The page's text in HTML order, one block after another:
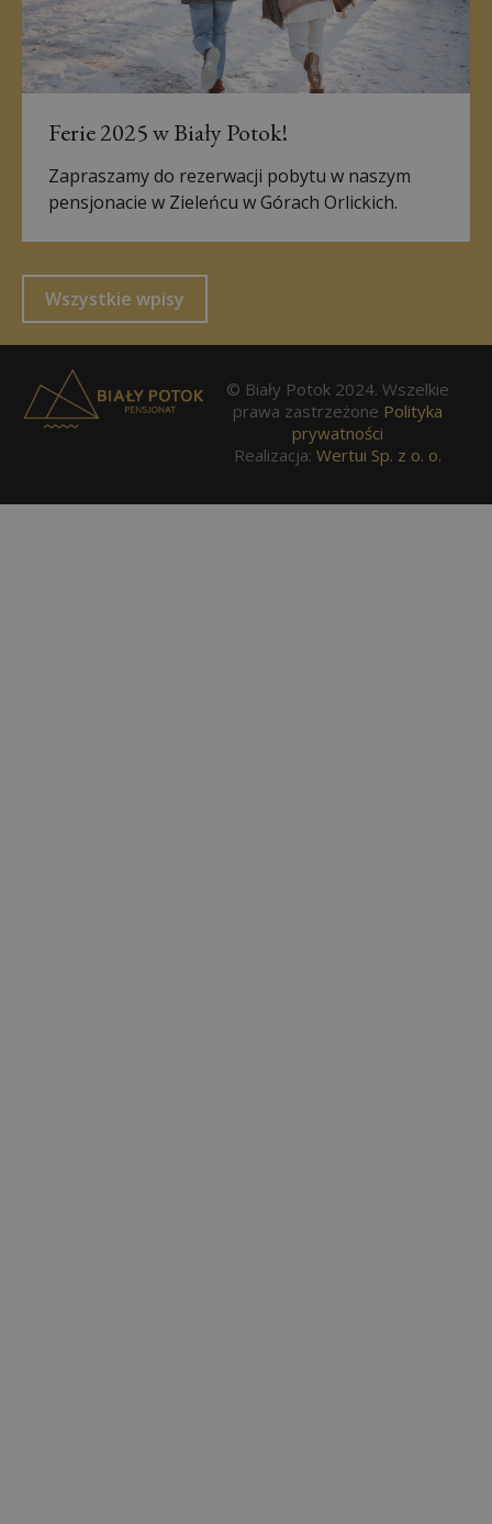
Ferie 2025 w Biały Potok!
Zapraszamy do rezerwacji pobytu w naszym
pensjonacie w Zieleńcu w Górach Orlickich.
Wszystkie wpisy
© Biały Potok 2024. Wszelkie
prawa zastrzeżone Polityka
prywatności
Realizacja: Wertui Sp. z o. o.